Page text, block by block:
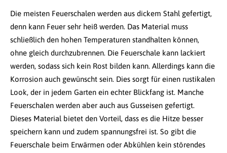
Die meisten Feuerschalen werden aus dickem Stahl gefertigt,
denn kann Feuer sehr heiß werden. Das Material muss
schließlich den hohen Temperaturen standhalten können,
ohne gleich durchzubrennen. Die Feuerschale kann lackiert
werden, sodass sich kein Rost bilden kann. Allerdings kann die
Korrosion auch gewünscht sein. Dies sorgt für einen rustikalen
Look, der in jedem Garten ein echter Blickfang ist. Manche
Feuerschalen werden aber auch aus Gusseisen gefertigt.
Dieses Material bietet den Vorteil, dass es die Hitze besser
speichern kann und zudem spannungsfrei ist. So gibt die
Feuerschale beim Erwärmen oder Abkühlen kein störendes